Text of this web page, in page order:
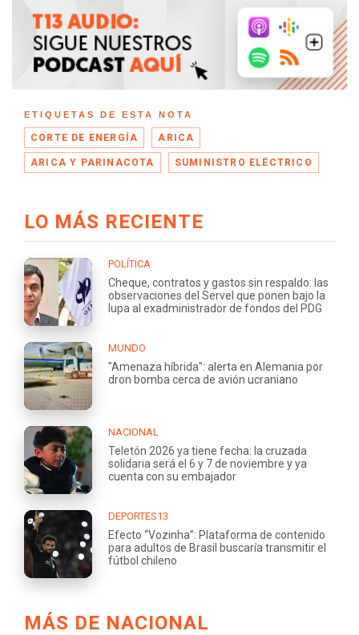
ETIQUETAS DE ESTA NOTA
CORTE DE ENERGÍA ARICA
ARICA Y PARINACOTA SUMINISTRO ELÉCTRICO
LO MÁS RECIENTE
POLÍTICA
Cheque, contratos y gastos sin respaldo: las
observaciones del Servel que ponen bajo la
lupa al exadministrador de fondos del PDG
MUNDO
"Amenaza híbrida": alerta en Alemania por
dron bomba cerca de avión ucraniano
NACIONAL
Teletón 2026 ya tiene fecha: la cruzada
solidaria será el 6 y 7 de noviembre y ya
cuenta con su embajador
DEPORTES13
Efecto “Vozinha”: Plataforma de contenido
para adultos de Brasil buscaría transmitir el
fútbol chileno
MÁS DE NACIONAL